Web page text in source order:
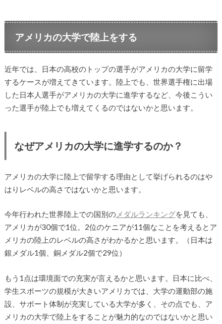
アメリカの大学で陸上をする
近年では、日本の高校のトップの選手がアメリカの大学に留学
するケースが増えてきています。陸上でも、世界選手権に出場
した日本人選手がアメリカの大学に進学するなど、今後こうい
った選手が陸上でも増えてくるのではないかと思います。
なぜアメリカの大学に進学するのか？
アメリカの大学に陸上で留学する理由として挙げられるのはや
はりレベルの高さではないかと思います。
今年行われた世界陸上での国別のメダルランキングを見ても、
アメリカが30個で1位。2位のケニアが11個なことを考えるとア
メリカの陸上のレベルの高さがわかるかと思います。（日本は
銀メダル1個、銅メダル2個で29位）
もう1点は環境面での充実が言えるかと思います。日本に比べ、
学生スポーツの規模が大きいアメリカでは、大学の運動部の施
設、サポート体制が充実している大学が多く、その点でも、ア
メリカの大学で陸上をすることが魅力的なのではないかと思い